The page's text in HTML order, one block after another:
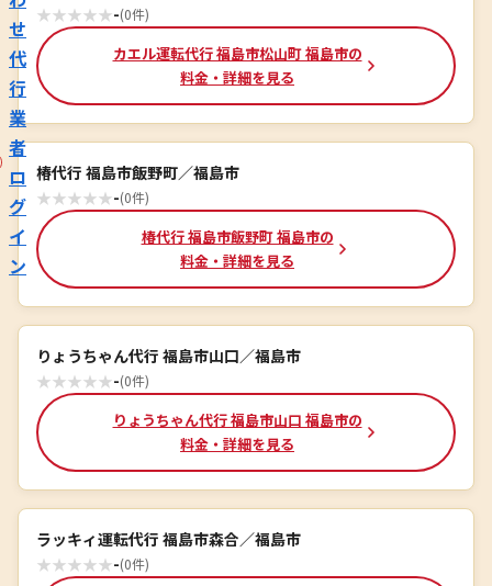
せ
代
行
業
者
ロ
グ
イ
ン
★★★★★-(0件)
カエル運転代行 福島市松山町 福島市の
料金・詳細を見る
椿代行 福島市飯野町／福島市
★★★★★-(0件)
椿代行 福島市飯野町 福島市の
料金・詳細を見る
りょうちゃん代行 福島市山口／福島市
★★★★★-(0件)
りょうちゃん代行 福島市山口 福島市の
料金・詳細を見る
ラッキィ運転代行 福島市森合／福島市
★★★★★-(0件)